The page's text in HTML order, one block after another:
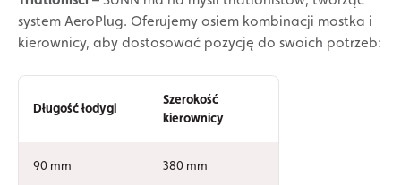
system AeroPlug. Oferujemy osiem kombinacji mostka i
kierownicy, aby dostosować pozycję do swoich potrzeb:
Długość łodygi
Szerokość
kierownicy
90 mm 380 mm